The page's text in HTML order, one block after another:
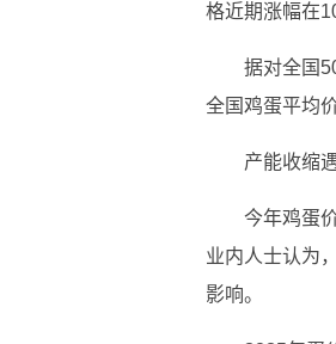
格近期涨幅在
据对全国
全国鸡蛋平均
产能收缩
今年鸡蛋
业内人士认为
影响。